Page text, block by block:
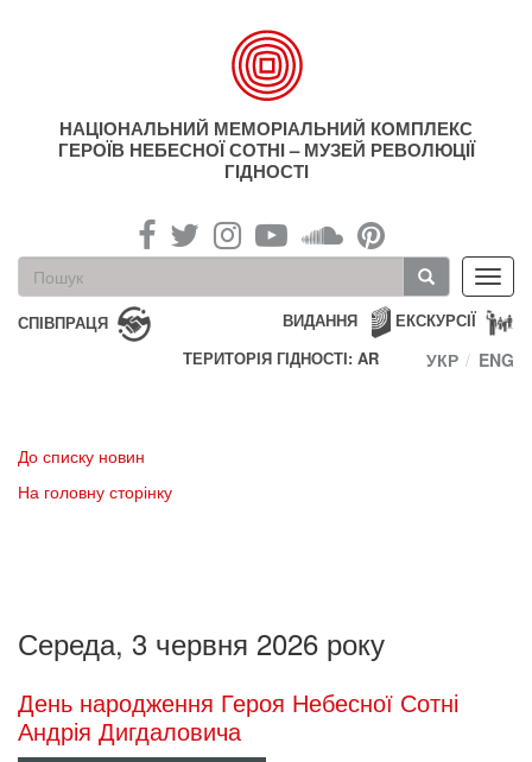
НАЦІОНАЛЬНИЙ МЕМОРІАЛЬНИЙ КОМПЛЕКС
ГЕРОЇВ НЕБЕСНОЇ СОТНІ – МУЗЕЙ РЕВОЛЮЦІЇ
ГІДНОСТІ
Пошукова
форма
Пошук
СПІВПРАЦЯ ЕКСКУРСІЇ
ВИДАННЯ
ТЕРИТОРІЯ ГІДНОСТІ: AR
УКР ENG
До списку новин
На головну сторінку
Середа, 3 червня 2026 року
День народження Героя Небесної Сотні
Андрія Дигдаловича